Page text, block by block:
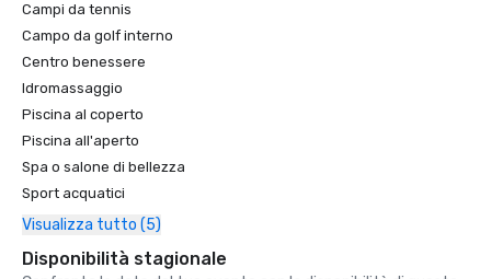
Campi da tennis
Campo da golf interno
Centro benessere
Idromassaggio
Piscina al coperto
Piscina all'aperto
Spa o salone di bellezza
Sport acquatici
Visualizza tutto (5)
Disponibilità stagionale